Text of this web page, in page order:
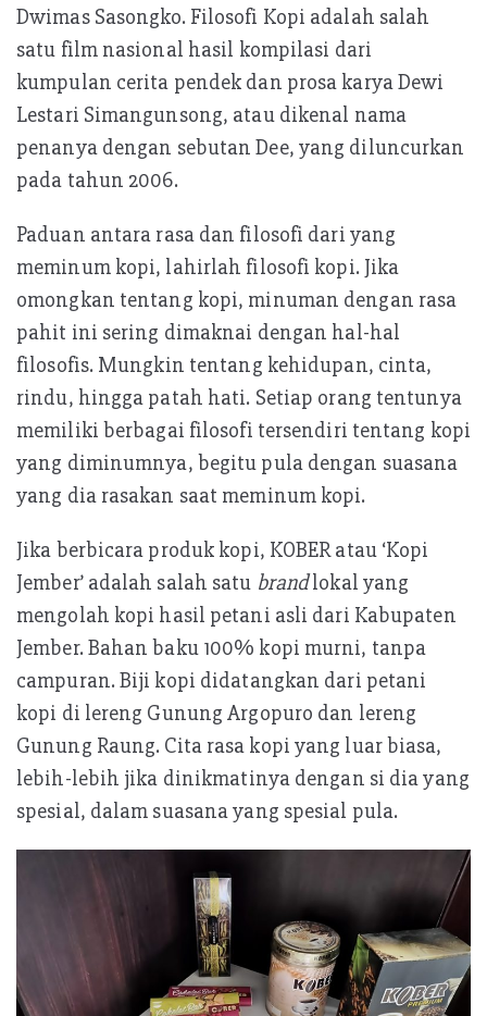
Dwimas Sasongko. Filosofi Kopi adalah salah
satu film nasional hasil kompilasi dari
kumpulan cerita pendek dan prosa karya Dewi
Lestari Simangunsong, atau dikenal nama
penanya dengan sebutan Dee, yang diluncurkan
pada tahun 2006.
Paduan antara rasa dan filosofi dari yang
meminum kopi, lahirlah filosofi kopi. Jika
omongkan tentang kopi, minuman dengan rasa
pahit ini sering dimaknai dengan hal-hal
filosofis. Mungkin tentang kehidupan, cinta,
rindu, hingga patah hati. Setiap orang tentunya
memiliki berbagai filosofi tersendiri tentang kopi
yang diminumnya, begitu pula dengan suasana
yang dia rasakan saat meminum kopi.
Jika berbicara produk kopi, KOBER atau ‘Kopi
Jember’ adalah salah satu brandlokal yang
mengolah kopi hasil petani asli dari Kabupaten
Jember. Bahan baku 100% kopi murni, tanpa
campuran. Biji kopi didatangkan dari petani
kopi di lereng Gunung Argopuro dan lereng
Gunung Raung. Cita rasa kopi yang luar biasa,
lebih-lebih jika dinikmatinya dengan si dia yang
spesial, dalam suasana yang spesial pula.